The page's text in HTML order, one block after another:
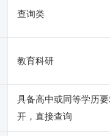
查询类
教育科研
具备高中或同等学历
开，直接查询